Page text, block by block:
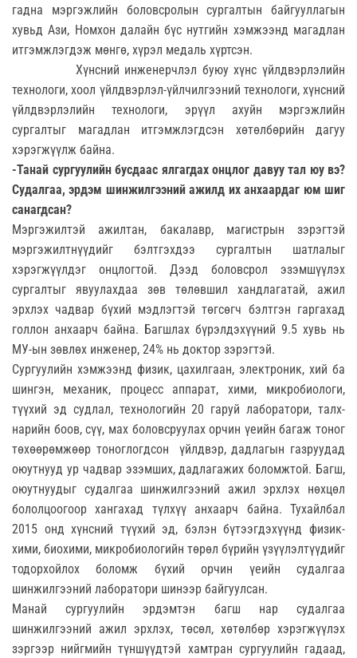
гадна мэргэжлийн боловсролын сургалтын байгууллагын
хувьд Ази, Номхон далайн бүс нутгийн хэмжээнд магадлан
итгэмжлэгдэж мөнгө, хүрэл медаль хүртсэн.
Хүнсний инженерчлэл буюу хүнс үйлдвэрлэлийн
технологи, хоол үйлдвэрлэл-үйлчилгээний технологи, хүнсний
үйлдвэрлэлийн технологи, эрүүл ахуйн мэргэжлийн
сургалтыг магадлан итгэмжлэгдсэн хөтөлбөрийн дагуу
хэрэгжүүлж байна.
-Танай сургуулийн бусдаас ялгагдах онцлог давуу тал юу вэ?
Судалгаа, эрдэм шинжилгээний ажилд их анхаардаг юм шиг
санагдсан?
Мэргэжилтэй ажилтан, бакалавр, магистрын зэрэгтэй
мэргэжилтнүүдийг бэлтгэхдээ сургалтын шатлалыг
хэрэгжүүлдэг онцлогтой. Дээд боловсрол эзэмшүүлэх
сургалтыг явуулахдаа зөв төлөвшил хандлагатай, ажил
эрхлэх чадвар бүхий мэдлэгтэй төгсөгч бэлтгэн гаргахад
голлон анхаарч байна. Багшлах бүрэлдэхүүний 9.5 хувь нь
МУ-ын зөвлөх инженер, 24% нь доктор зэрэгтэй.
Сургуулийн хэмжээнд физик, цахилгаан, электроник, хий ба
шингэн, механик, процесс аппарат, хими, микробиологи,
түүхий эд судлал, технологийн 20 гаруй лаборатори, талх-
нарийн боов, сүү, мах боловсруулах орчин үеийн багаж тоног
төхөөрөмжөөр тоноглогдсон үйлдвэр, дадлагын газруудад
оюутнууд ур чадвар эзэмших, дадлагажих боломжтой. Багш,
оюутнуудыг судалгаа шинжилгээний ажил эрхлэх нөхцөл
бололцоогоор хангахад түлхүү анхаарч байна. Тухайлбал
2015 онд хүнсний түүхий эд, бэлэн бүтээгдэхүүнд физик-
хими, биохими, микробиологийн төрөл бүрийн үзүүлэлтүүдийг
тодорхойлох боломж бүхий орчин үеийн судалгаа
шинжилгээний лаборатори шинээр байгуулсан.
Манай сургуулийн эрдэмтэн багш нар судалгаа
шинжилгээний ажил эрхлэх, төсөл, хөтөлбөр хэрэгжүүлэх
зэргээр нийгмийн түншүүдтэй хамтран сургуулийн гадаад,